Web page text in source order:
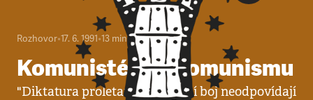
Rozhovor•17. 6. 1991•13 minut
Komunisté bez komunismu
"Diktatura proletariátu a třídní boj neodpovídají